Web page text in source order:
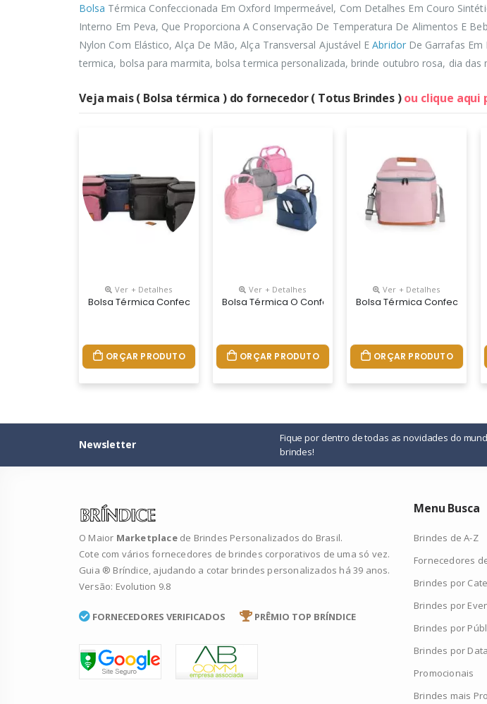
Bolsa Térmica Confeccionada Em Oxford Impermeável, Com Detalhes Em Couro
Interno Em Peva, Que Proporciona A Conservação De Temperatura De Alimentos E
Nylon Com Elástico, Alça De Mão, Alça Transversal Ajustável EAbridorDe Garrafas Em
termica, bolsa para marmita, bolsa termica personalizada, brinde outubro rosa, dia das
Veja mais ( Bolsa térmica ) do fornecedor ( Totus Brindes )ou clique aqui
Ver + Detalhes
Bolsa Térmica Confeccionada Em Oxford Resistente À Água, Fechamento Em Zíper,
ORÇAR PRODUTO
Ver + Detalhes
Bolsa Térmica O Confeccionada Em Poliéster
ORÇAR PRODUTO
Ver + Detalhes
Bolsa Térmica
ORÇAR PRODUTO
Newsletter
Fique por dentro de todas as novidades do
brindes!
O Maior Marketplace de Brindes Personalizados do Brasil.
Cote com vários fornecedores de brindes corporativos de uma só vez.
Guia ® Bríndice, ajudando a cotar brindes personalizados há 39 anos.
Versão: Evolution 9.8
FORNECEDORES VERIFICADOS PRÊMIO TOP BRÍNDICE
Menu Busca
Brindes de A-Z
Fornecedores
Brindes por
Brindes por
Brindes por
Brindes por
Promocionais
Brindes mais